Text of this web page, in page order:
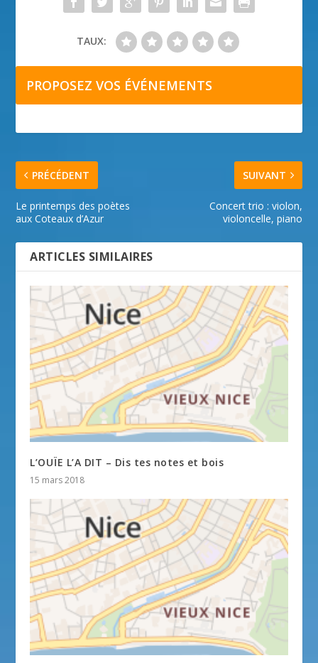
TAUX:
PROPOSEZ VOS ÉVÉNEMENTS
PRÉCÉDENT
Le printemps des poètes
aux Coteaux d’Azur
SUIVANT
Concert trio : violon,
violoncelle, piano
ARTICLES SIMILAIRES
L’OUÏE L’A DIT – Dis tes notes et bois
15 mars 2018